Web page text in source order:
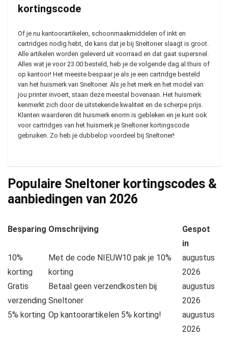
kortingscode
Of je nu kantoorartikelen, schoonmaakmiddelen of inkt en
cartridges nodig hebt, de kans dat je bij Sneltoner slaagt is groot.
Alle artikelen worden geleverd uit voorraad en dat gaat supersnel.
Alles wat je voor 23.00 besteld, heb je de volgende dag al thuis of
op kantoor! Het meeste bespaar je als je een cartridge besteld
van het huismerk van Sneltoner. Als je het merk en het model van
jou printer invoert, staan deze meestal bovenaan. Het huismerk
kenmerkt zich door de uitstekende kwaliteit en de scherpe prijs.
Klanten waarderen dit huismerk enorm is gebleken en je kunt ook
voor cartridges van het huismerk je Sneltoner kortingscode
gebruiken. Zo heb je dubbelop voordeel bij Sneltoner!
Populaire Sneltoner kortingscodes &
aanbiedingen van 2026
Besparing Omschrijving
Gespot
in
10%
korting
Met de code NIEUW10 pak je 10%
korting
augustus
2026
Gratis
verzending
Betaal geen verzendkosten bij
Sneltoner
augustus
2026
5% korting Op kantoorartikelen 5% korting!
augustus
2026